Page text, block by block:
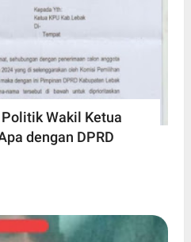
Wakil Ketua
dengan DPRD